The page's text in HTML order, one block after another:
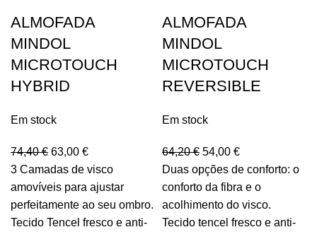
ALMOFADA
MINDOL
MICROTOUCH
HYBRID
Em stock
74,40€ 63,00 €
3 Camadas de visco
amovíveis para ajustar
perfeitamente ao seu ombro.
Tecido Tencel fresco e anti-
ALMOFADA
MINDOL
MICROTOUCH
REVERSIBLE
Em stock
64,20€ 54,00 €
Duas opções de conforto: o
conforto da fibra e o
acolhimento do visco.
Tecido tencel fresco e anti-